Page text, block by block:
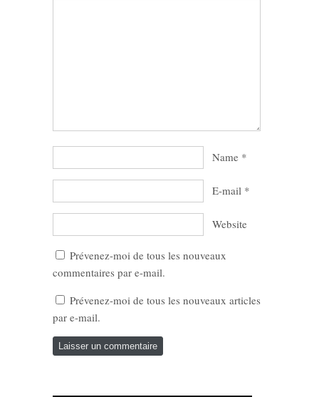
Name *
E-mail *
Website
Prévenez-moi de tous les nouveaux
commentaires par e-mail.
Prévenez-moi de tous les nouveaux articles
par e-mail.